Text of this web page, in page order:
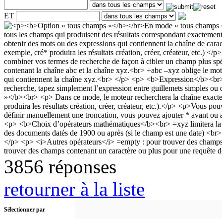
ET
3856 réponses
retourner à la liste
Sélectionner par